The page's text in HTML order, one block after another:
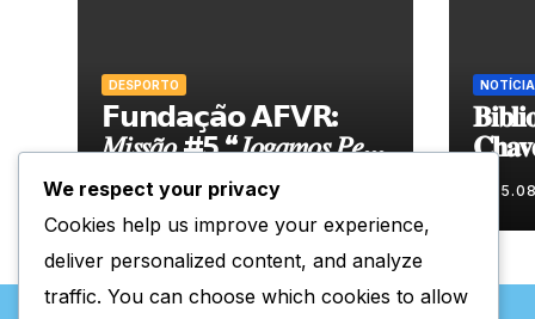
DESPORTO
𝗙𝘂𝗻𝗱𝗮𝗰̧𝗮̃𝗼 𝗔𝗙𝗩𝗥:
𝑀𝑖𝑠𝑠𝑎̃𝑜 #5 “𝐽𝑜𝑔𝑎𝑚𝑜𝑠 𝑃𝑒𝑙𝑎
𝑁𝑜𝑠𝑠𝑎 𝑇𝑒𝑟𝑟𝑎”
05.08.2026
NOTÍCIA
We respect your privacy
Cookies help us improve your experience,
deliver personalized content, and analyze
traffic. You can choose which cookies to allow